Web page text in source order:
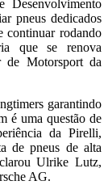
Desenvolvimento
pneus dedicados
continuar rodando
que se renova
de Motorsport da
garantindo
é uma questão de
da Pirelli,
de pneus de alta
Ulrike Lutz,
AG.